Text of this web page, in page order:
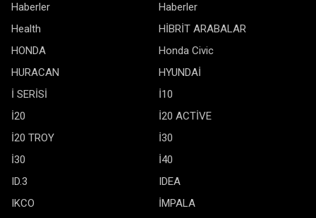
Haberler
Haberler
Health
HİBRİT ARABALAR
HONDA
Honda Civic
HURACAN
HYUNDAİ
İ SERİSİ
İ10
İ20
İ20 ACTİVE
İ20 TROY
İ30
İ30
İ40
ID.3
IDEA
IKCO
İMPALA